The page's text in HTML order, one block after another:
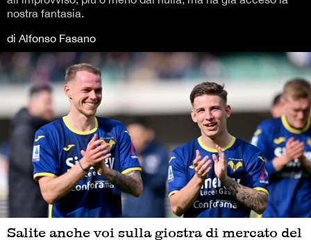
nostra fantasia.
di Alfonso Fasano
Salite anche voi sulla giostra di mercato del